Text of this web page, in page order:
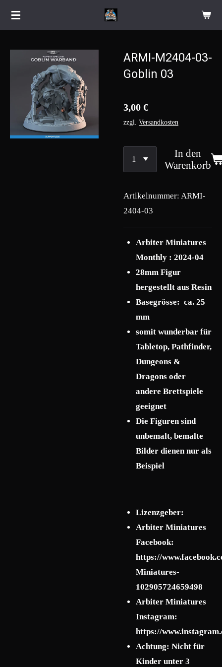
Zum
ARMI-M2404-03-
Goblin 03
3,00 €
zzgl. Versandkosten
In den
Warenkorb
Artikelnummer: ARMI-
2404-03
Arbiter Miniatures
Monthly : 2024-04
28mm Figur
hergestellt aus Resin
Basegrösse: ca. 25
mm
somit wunderbar für
Tabletop, Pathfinder,
Dungeons &
Dragons oder
andere Brettspiele
geeignet
Die Figuren sind
unbemalt, bemalte
Bilder dienen nur als
Beispiel
Lizenzgeber:
Arbiter Miniatures
Facebook:
https://
Miniatures-
102905724659498
Arbiter Miniatures
Instagram:
https://
Achtung: Nicht für
Kinder unter 3